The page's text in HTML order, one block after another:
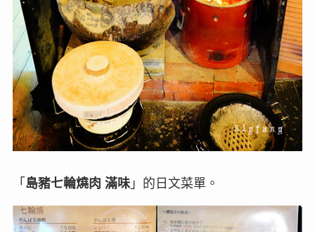
「 島豬七輪燒肉 滿味」的日文菜單。